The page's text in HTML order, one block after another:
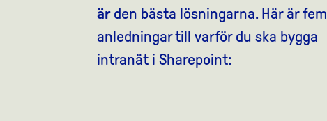
ärden bästa lösningarna. Här är fem
anledningar till varför du ska bygga
intranät i Sharepoint: